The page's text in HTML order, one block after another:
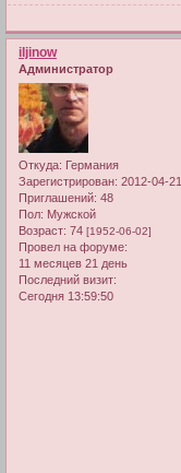
iljinow
Администратор
Откуда: Германия
Зарегистрирован: 2012-04-21
Приглашений: 48
Пол: Мужской
Возраст: 74 [1952-06-02]
Провел на форуме:
11 месяцев 21 день
Последний визит:
Сегодня 13:59:50